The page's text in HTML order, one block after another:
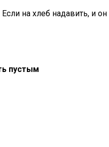
на хлеб надавить, и он
пустым